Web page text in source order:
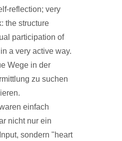
reflection; very
the structure
participation of
a very active way.
Wege in der
zu suchen
einfach
nicht nur ein
sondern "heart